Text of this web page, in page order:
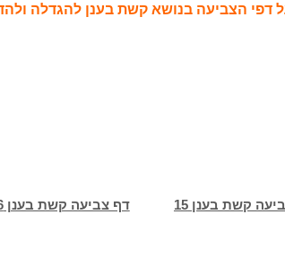
דפי הצביעה בנושא קשת בענן להגדלה
דף צביעה קשת בענן 16 קשת בענן 15